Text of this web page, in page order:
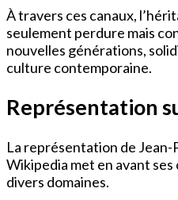
À travers ces canaux,
seulement perdure mais
nouvelles générations,
culture contemporaine.
Représentation
La représentation de Jean-
Wikipedia met en avant
divers domaines.